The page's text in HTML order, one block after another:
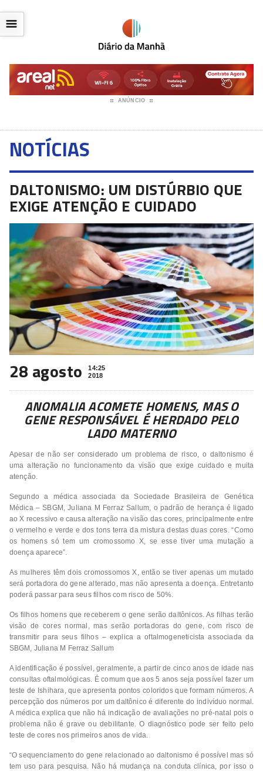
ANÚNCIO
☰
NOTÍCIAS
DALTONISMO: UM DISTÚRBIO QUE
EXIGE ATENÇÃO E CUIDADO
28 agosto
14:25
2018
ANOMALIA ACOMETE HOMENS, MAS O
GENE RESPONSÁVEL É HERDADO PELO
LADO MATERNO
Apesar de não ser considerado um problema de risco, o daltonismo é
uma alteração no funcionamento da visão que exige cuidado e muita
atenção.
Segundo a médica associada da Sociedade Brasileira de Genética
Médica – SBGM, Juliana M Ferraz Sallum, o padrão de herança é ligado
ao X recessivo e causa alteração na visão das cores, principalmente entre
o vermelho e verde e dos tons terra da mistura destas duas cores. “Como
os homens só tem um cromossomo X, se esse tiver uma mutação a
doença aparece”.
As mulheres têm dois cromossomos X, então se tiver apenas um mutado
será portadora do gene alterado, mas não apresenta a doença. Entretanto
poderá passar para seus filhos com risco de 50%.
Os filhos homens que receberem o gene serão daltônicos. As filhas terão
visão de cores normal, mas serão portadoras do gene, com risco de
transmitir para seus filhos – explica a oftalmogeneticista associada da
SBGM, Juliana M Ferraz Sallum
A identificação é possível, geralmente, a partir de cinco anos de idade nas
consultas oftalmológicas. É comum que aos 5 anos seja possível fazer um
teste de Ishihara, que apresenta pontos coloridos que formam números. A
percepção dos números por um daltônico é diferente do indivíduo normal.
A médica explica que não há indicação de avaliações no pré-natal pois o
problema não é grave ou debilitante. O diagnóstico pode ser feito pelo
teste de cores nos primeiros anos de vida.
“O sequenciamento do gene relacionado ao daltonismo é possível mas só
tem uso para pesquisa. Não há mudança na conduta clínica, por isso o